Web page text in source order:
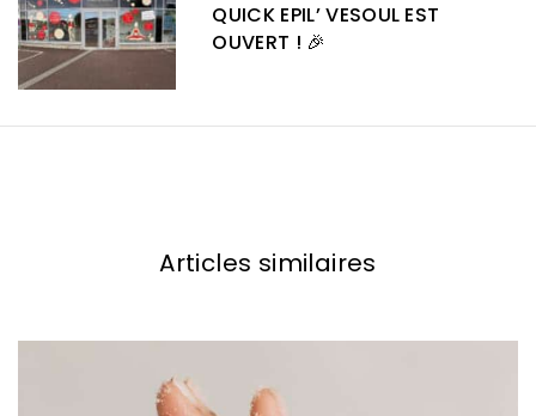
QUICK EPIL’ VESOUL EST
OUVERT ! 🎉
Articles similaires